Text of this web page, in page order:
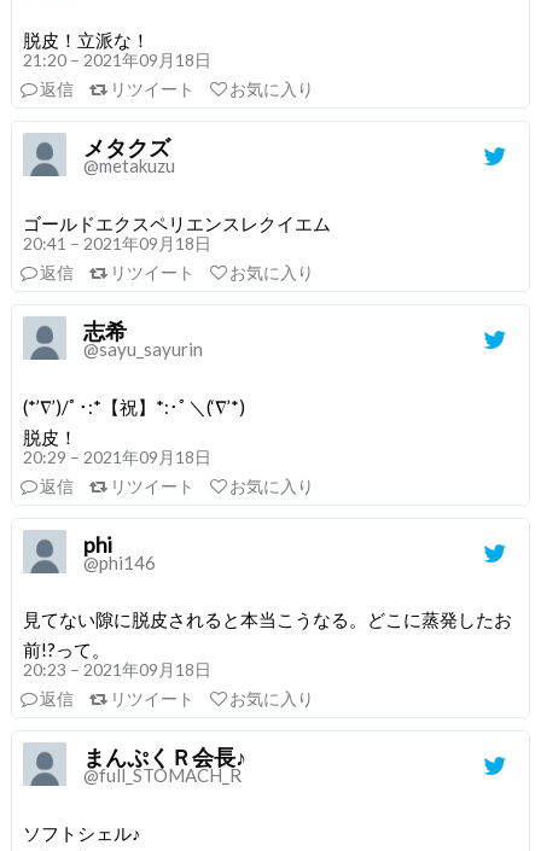
脱皮！立派な！
21:20 – 2021年09月18日
返信
リツイート お気に入り
メタクズ
@metakuzu
ゴールドエクスペリエンスレクイエム
20:41 – 2021年09月18日
返信
リツイート お気に入り
志希
@sayu_sayurin
(*’∇’)/ﾟ･:*【祝】*:･ﾟ＼(‘∇’*)
脱皮！
20:29 – 2021年09月18日
返信
リツイート お気に入り
phi
@phi146
見てない隙に脱皮されると本当こうなる。どこに蒸発したお
前!?って。
20:23 – 2021年09月18日
返信
リツイート お気に入り
まんぷくＲ会長♪
@full_STOMACH_R
ソフトシェル♪